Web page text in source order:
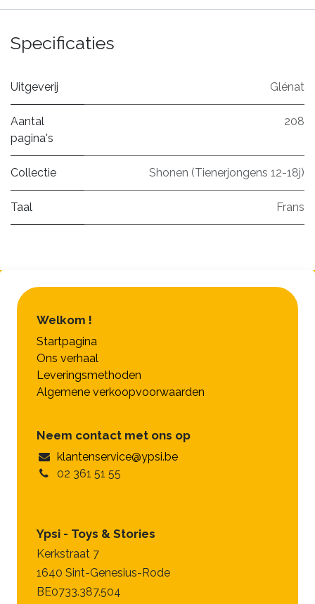
Specificaties
Uitgeverij Glénat
Aantal
pagina's
208
Collectie Shonen (Tienerjongens 12-18j)
Taal Frans
Welkom !
Startpagina
Ons verhaal
Leveringsmethoden
Algemene verkoopvoorwaarden
Neem contact met ons op
klantenservice@ypsi.be
02 361 51 55
Ypsi - Toys & Stories
Kerkstraat 7
1640 Sint-Genesius-Rode
BE0733.387.504